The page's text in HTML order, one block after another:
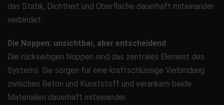
das Statik, Dichtheit und Oberfläche dauerhaft miteinander
verbindet.
Die Noppen: unsichtbar, aber entscheidend
Die rückseitigen Noppen sind das zentrales Element des
Systems. Sie sorgen für eine kraftschlüssige Verbindung
zwischen Beton und Kunststoff und verankern beide
Materialien dauerhaft miteinander.